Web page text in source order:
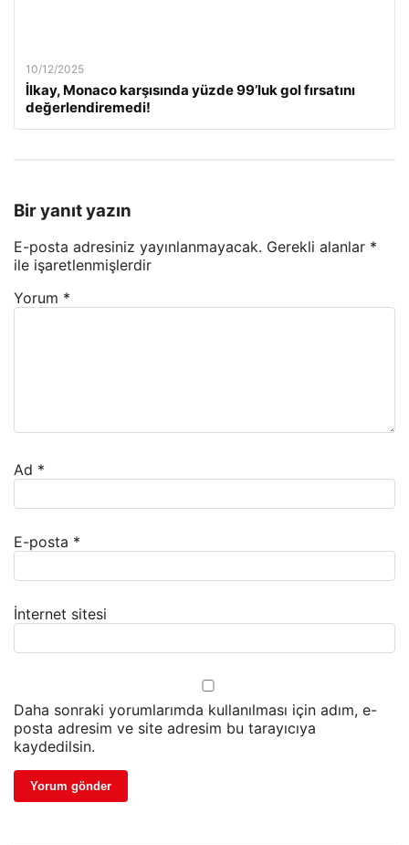
10/12/2025
İlkay, Monaco karşısında yüzde 99’luk gol fırsatını
değerlendiremedi!
Bir yanıt yazın
E-posta adresiniz yayınlanmayacak. Gerekli alanlar *
ile işaretlenmişlerdir
Yorum *
Ad *
E-posta *
İnternet sitesi
Daha sonraki yorumlarımda kullanılması için adım, e-
posta adresim ve site adresim bu tarayıcıya
kaydedilsin.